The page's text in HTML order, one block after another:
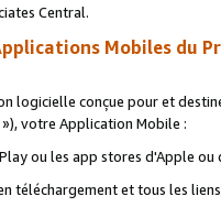
Central.
Mobiles du
logicielle conçue pour et
»), votre Application Mobile :
ou les app stores d'Apple ou
téléchargement et tous les